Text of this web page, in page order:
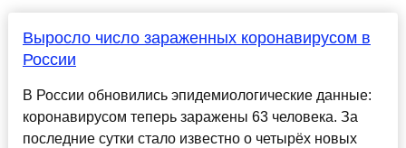
Выросло число зараженных коронавирусом в
России
В России обновились эпидемиологические данные:
коронавирусом теперь заражены 63 человека. За
последние сутки стало известно о четырёх новых